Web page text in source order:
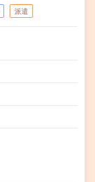
派遣